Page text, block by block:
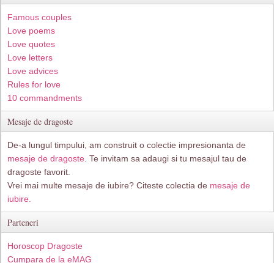
Famous couples
Love poems
Love quotes
Love letters
Love advices
Rules for love
10 commandments
Mesaje de dragoste
De-a lungul timpului, am construit o colectie impresionanta de
mesaje de dragoste . Te invitam sa adaugi si tu mesajul tau de
dragoste favorit.
Vrei mai multe mesaje de iubire? Citeste colectia de mesaje de
iubire.
Parteneri
Horoscop Dragoste
Cumpara de la eMAG